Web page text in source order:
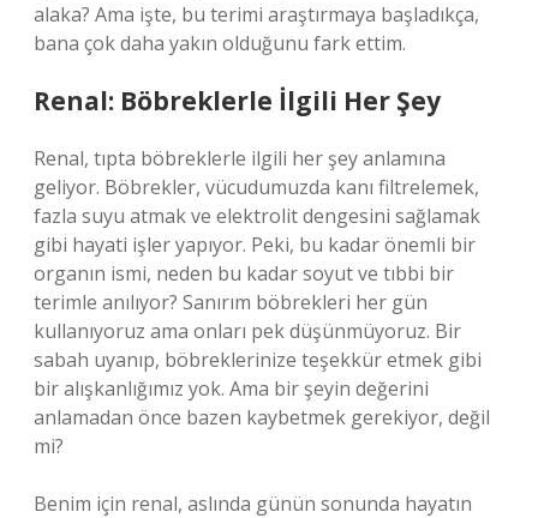
alaka? Ama işte, bu terimi araştırmaya başladıkça,
bana çok daha yakın olduğunu fark ettim.
Renal: Böbreklerle İlgili Her Şey
Renal, tıpta böbreklerle ilgili her şey anlamına
geliyor. Böbrekler, vücudumuzda kanı filtrelemek,
fazla suyu atmak ve elektrolit dengesini sağlamak
gibi hayati işler yapıyor. Peki, bu kadar önemli bir
organın ismi, neden bu kadar soyut ve tıbbi bir
terimle anılıyor? Sanırım böbrekleri her gün
kullanıyoruz ama onları pek düşünmüyoruz. Bir
sabah uyanıp, böbreklerinize teşekkür etmek gibi
bir alışkanlığımız yok. Ama bir şeyin değerini
anlamadan önce bazen kaybetmek gerekiyor, değil
mi?
Benim için renal, aslında günün sonunda hayatın